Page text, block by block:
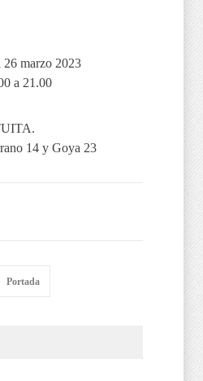
marzo 2023
a 21.00
14 y Goya 23
Portada